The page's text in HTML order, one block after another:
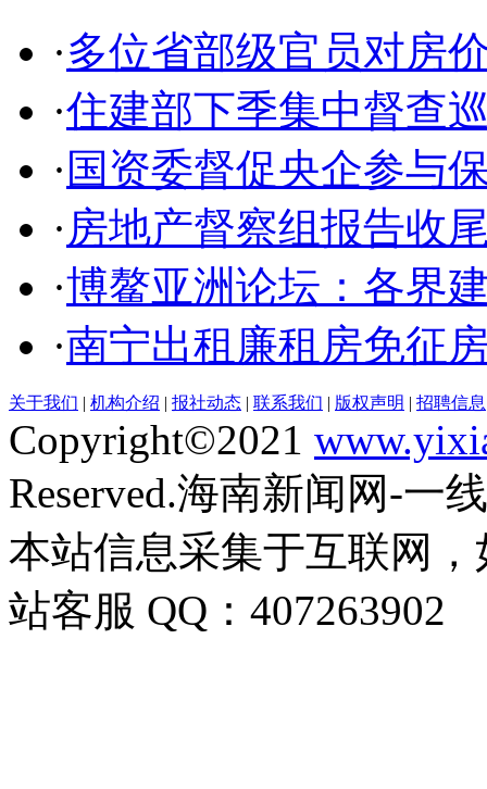
·多位省部级官员对房
·住建部下季集中督查
· 国资委督促央企参与
· 房地产督察组报告收
·博鳌亚洲论坛：各界
·南宁出租廉租房免征
关于我们 | 机构介绍 | 报社动态 | 联系我们 | 版权声明 | 招聘信息
Copyright©2021
Reserved.海南新闻网-一
本站信息采集于互联网
站客服 QQ：407263902